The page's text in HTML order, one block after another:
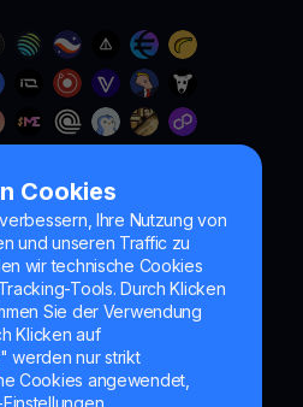
Cookies
Ihre Nutzung von
und unseren Traffic zu
wir technische Cookies
Tools. Durch Klicken
Sie der Verwendung
Klicken auf
werden nur strikt
Cookies angewendet,